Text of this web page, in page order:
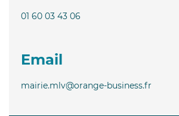
01 60 03 43 06
Email
mairie.mlv@orange-business.fr